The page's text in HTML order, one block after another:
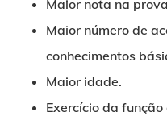
Maior nota na
Maior número de
conhecimentos
Maior idade.
Exercício da